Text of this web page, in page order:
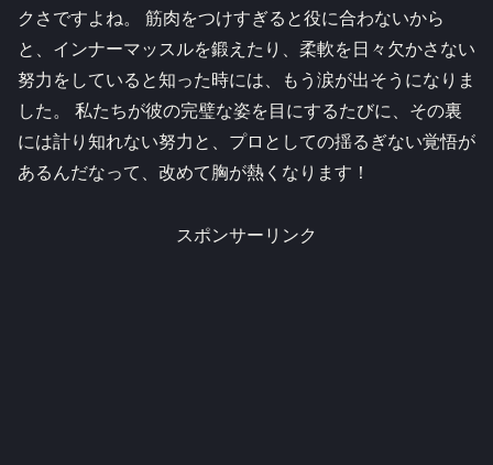
クさですよね。 筋肉をつけすぎると役に合わないから
と、インナーマッスルを鍛えたり、柔軟を日々欠かさない
努力をしていると知った時には、もう涙が出そうになりま
した。 私たちが彼の完璧な姿を目にするたびに、その裏
には計り知れない努力と、プロとしての揺るぎない覚悟が
あるんだなって、改めて胸が熱くなります！
スポンサーリンク